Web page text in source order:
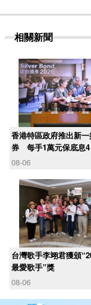
相關新聞
香港特區政府推出新
券 每手1萬元保底息4
08-06
台灣歌手李翊君獲頒
最愛歌手”獎
08-06